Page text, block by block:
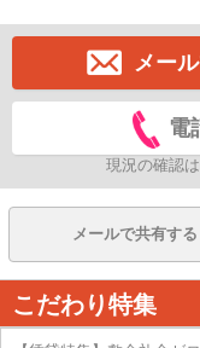
メー
電
現況の確認
メールで共有する
こだわり特集